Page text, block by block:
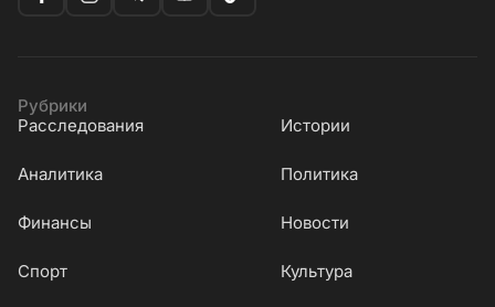
Рубрики
Расследования
Истории
Аналитика Политика
Финансы Новости
Cпорт Культура